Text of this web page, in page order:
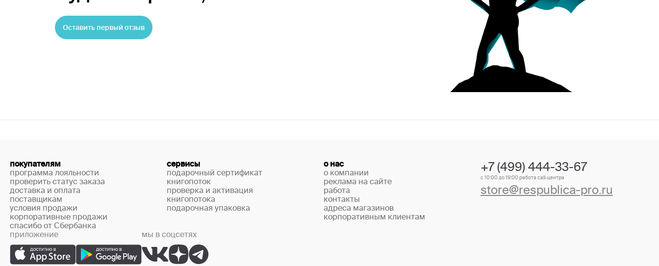
Оставить первый отзыв
покупателям
программа лояльности
проверить статус заказа
доставка и оплата
поставщикам
условия продажи
корпоративные продажи
спасибо от Сбербанка
сервисы
подарочный сертификат
книгопоток
проверка и активация
книгопотока
подарочная упаковка
о нас
о компании
реклама на сайте
работа
контакты
адреса магазинов
корпоративным клиентам
+7 (499) 444-33-67
с 10:00 до 19:00 работа call-центра
store@respublica-pro.ru
приложение мы в соцсетях